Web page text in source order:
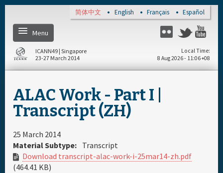
Skip to main content简体中文 English Français Español
Menu
Flickr Twitter
主页
关于
每日日程安排
ICANN49 | Singapore
23-27 March 2014
Local Time
8 Aug 2026 - 11:06 +08
ALAC Work - Part I |
Transcript (ZH)
25 March 2014
Material Subtype: Transcript
Download transcript-alac-work-i-25mar14-zh.pdf
(464.41 KB)